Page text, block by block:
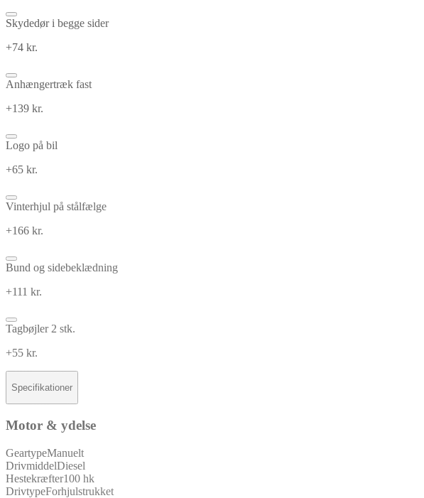
Skydedør i begge sider
+74 kr.
Anhængertræk fast
+139 kr.
Logo på bil
+65 kr.
Vinterhjul på stålfælge
+166 kr.
Bund og sidebeklædning
+111 kr.
Tagbøjler 2 stk.
+55 kr.
Specifikationer
Motor & ydelse
GeartypeManuelt
DrivmiddelDiesel
Hestekræfter100 hk
DrivtypeForhjulstrukket